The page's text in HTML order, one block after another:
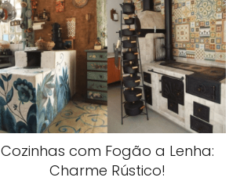
Cozinhas com Fogão a Lenha:
Charme Rústico!